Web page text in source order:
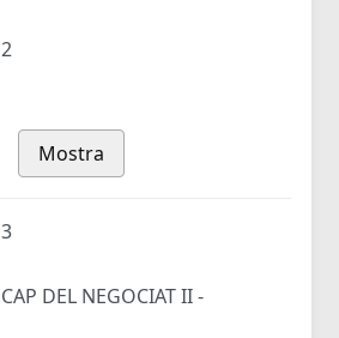
2
Mostra
3
CAP DEL NEGOCIAT II -